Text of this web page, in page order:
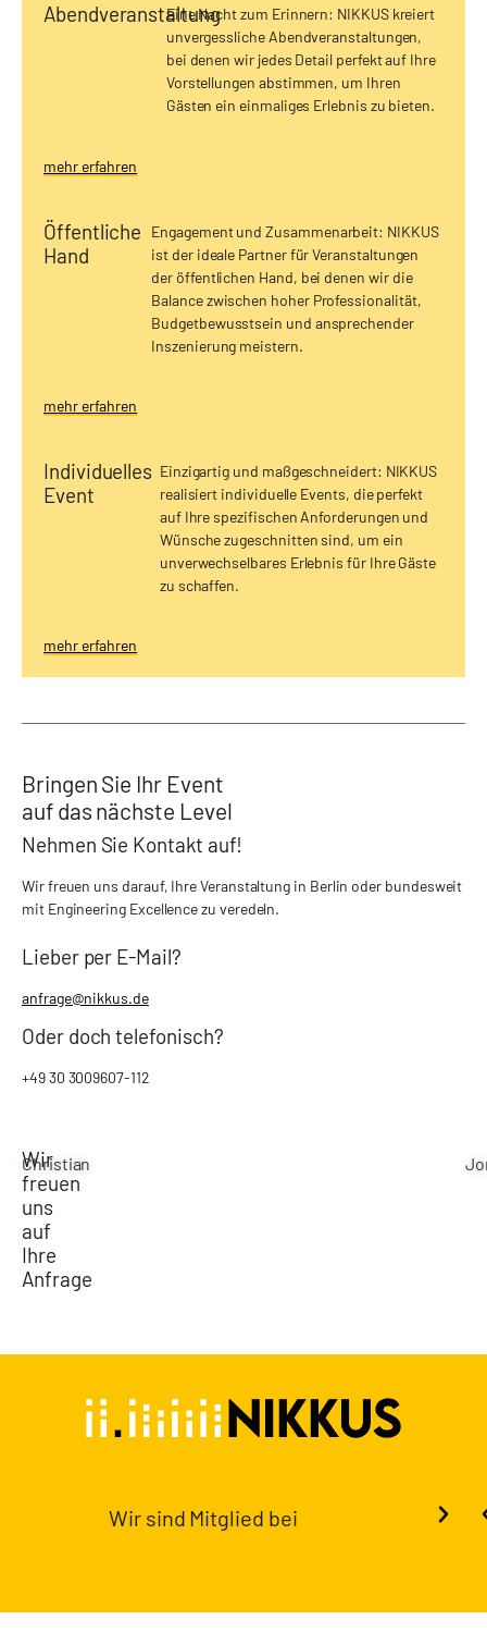
AbendveranstaltungEine Nacht zum Erinnern: NIKKUS kreiert
unvergessliche Abendveranstaltungen,
bei denen wir jedes Detail perfekt auf Ihre
Vorstellungen abstimmen, um Ihren
Gästen ein einmaliges Erlebnis zu bieten.
mehr erfahren
Öffentliche
Hand
Engagement und Zusammenarbeit: NIKKUS
ist der ideale Partner für Veranstaltungen
der öffentlichen Hand, bei denen wir die
Balance zwischen hoher Professionalität,
Budgetbewusstsein und ansprechender
Inszenierung meistern.
mehr erfahren
Individuelles
Event
Einzigartig und maßgeschneidert: NIKKUS
realisiert individuelle Events, die perfekt
auf Ihre spezifischen Anforderungen und
Wünsche zugeschnitten sind, um ein
unverwechselbares Erlebnis für Ihre Gäste
zu schaffen.
mehr erfahren
Bringen Sie Ihr Event
auf das nächste Level
Nehmen Sie Kontakt auf!
Wir freuen uns darauf, Ihre Veranstaltung in Berlin oder bundesweit
mit Engineering Excellence zu veredeln.
Lieber per E-Mail?
anfrage@nikkus.de
Oder doch telefonisch?
+49 30 3009607-112
Wir
freuen
uns
auf
Ihre
Anfrage
Christian
Wir sind Mitglied bei